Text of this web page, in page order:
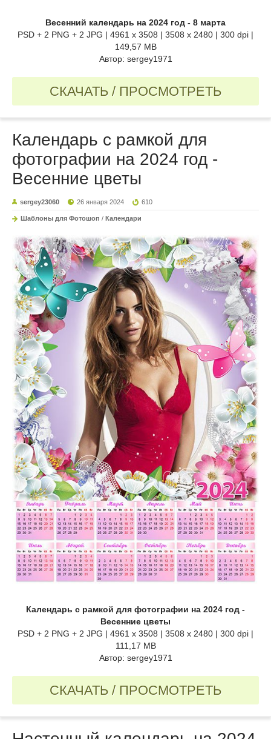
Весенний календарь на 2024 год - 8 марта
PSD + 2 PNG + 2 JPG | 4961 x 3508 | 3508 x 2480 | 300 dpi |
149,57 MB
Автор: sergey1971
СКАЧАТЬ / ПРОСМОТРЕТЬ
Календарь c рамкой для
фотографии на 2024 год -
Весенние цветы
sergey23060 26 января 2024 610
Шаблоны для Фотошоп / Календари
Календарь c рамкой для фотографии на 2024 год -
Весенние цветы
PSD + 2 PNG + 2 JPG | 4961 x 3508 | 3508 x 2480 | 300 dpi |
111,17 MB
Автор: sergey1971
СКАЧАТЬ / ПРОСМОТРЕТЬ